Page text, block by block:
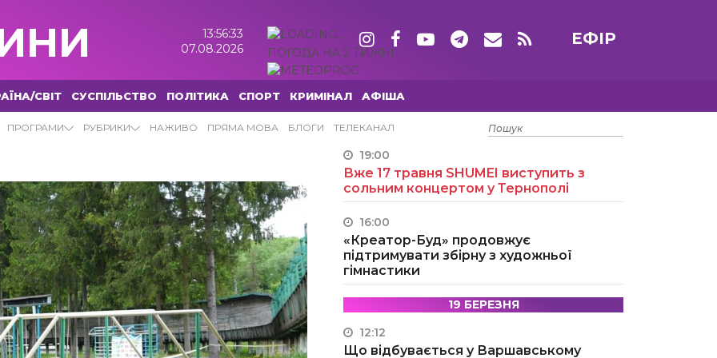
13:56:34
07.08.2026
ПОГОДА НА 2 ТИЖНІ
ЕФІР
СВІТ СУСПІЛЬСТВО ПОЛІТИКА СПОРТ КРИМІНАЛ АФІША
ПРОГРАМИ РУБРИКИ НАЖИВО ПРЯМА МОВА БЛОГИ ТЕЛЕКАНАЛ
15 ТРАВНЯ
19:00
Вже 17 травня SHUMEI виступить з
сольним концертом у Тернополі
16:00
«Креатор-Буд» продовжує
підтримувати збірну з художньої
гімнастики
19 БЕРЕЗНЯ
12:12
Що відбувається у Варшавському